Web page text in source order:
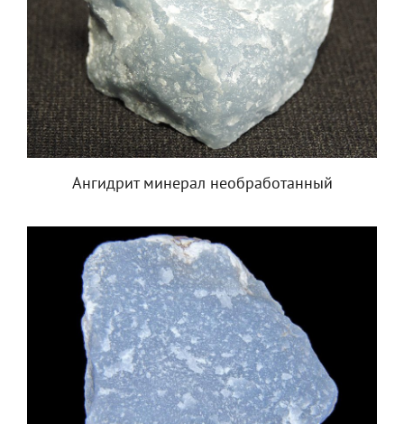
Ангидрит минерал необработанный